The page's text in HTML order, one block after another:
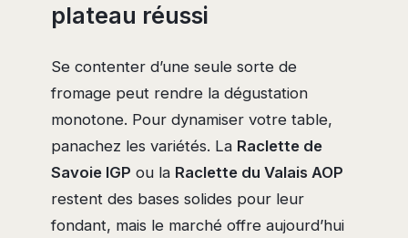
plateau réussi
Se contenter d’une seule sorte de
fromage peut rendre la dégustation
monotone. Pour dynamiser votre table,
panachez les variétés. La Raclette de
Savoie IGP ou la Raclette du Valais AOP
restent des bases solides pour leur
fondant, mais le marché offre aujourd’hui